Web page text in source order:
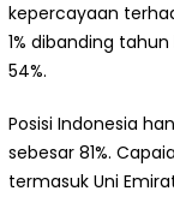
kepercayaan
1% dibanding
54%.
Posisi Indonesia
sebesar 81%.
termasuk Uni